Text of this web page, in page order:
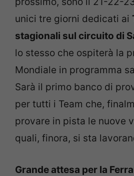
unici tre giorni dedicati ai
stagionali sul circuito di
lo stesso che ospiterà la
Mondiale in programma
Sarà il primo banco di
per tutti i Team che,
provare in pista le nuove
quali, finora, si sta
Grande attesa per la